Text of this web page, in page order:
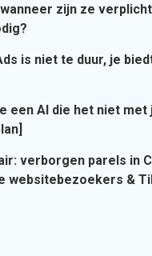
zijn ze
is niet te duur, je
een AI die het niet met
verborgen parels in
websitebezoekers &